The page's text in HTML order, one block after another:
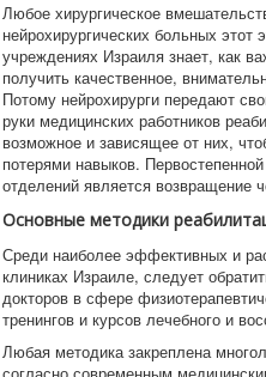
Любое хирургическое
нейрохирургических больных
учреждениях Израиля знает, как
получить качественное,
Потому нейрохирурги передают
руки медицинских работников
возможное и зависящее от них,
потерями навыков.
отделений является возвращение
Основные методики
Среди наиболее эффективных и
клиниках Израиле, следует
докторов в сфере
тренингов и курсов лечебного и
Любая методика закреплена